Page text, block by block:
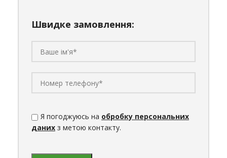
Швидке замовлення:
Я погоджуюсь на обробку персональних
даних з метою контакту.